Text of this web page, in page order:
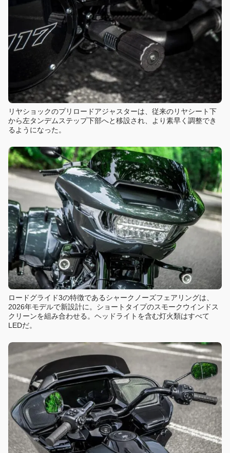
リヤショックのプリロードアジャスターは、従来のリヤシート下
から左タンデムステップ下部へと移設され、より素早く調整でき
るようになった。
ロードグライド3の特徴であるシャークノーズフェアリングは、
2026年モデルで新設計に。ショートタイプのスモークウインドス
クリーンを組み合わせる。ヘッドライトを含む灯火類はすべて
LEDだ。